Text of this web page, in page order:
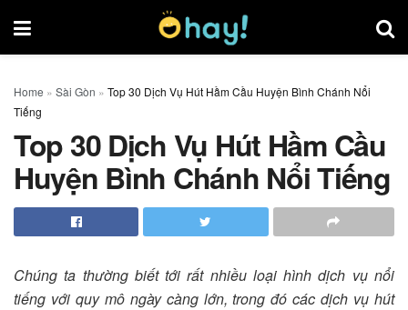
Home » Sài Gòn » Top 30 Dịch Vụ Hút Hầm Cầu Huyện Bình Chánh Nổi
Tiếng
Top 30 Dịch Vụ Hút Hầm Cầu
Huyện Bình Chánh Nổi Tiếng
Chúng ta thường biết tới rất nhiều loại hình dịch vụ nổi
tiếng với quy mô ngày càng lớn, trong đó các dịch vụ hút